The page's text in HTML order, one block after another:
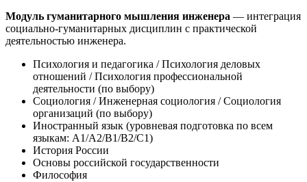
Модуль гуманитарного мышления инженера — интеграция
социально-гуманитарных дисциплин с практической
деятельностью инженера.
Психология и педагогика / Психология деловых
отношений / Психология профессиональной
деятельности (по выбору)
Социология / Инженерная социология / Социология
организаций (по выбору)
Иностранный язык (уровневая подготовка по всем
языкам: A1/A2/B1/B2/C1)
История России
Основы российской государственности
Философия